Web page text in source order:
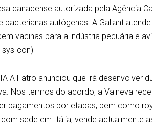
canadense autorizada pela Agência
bacterianas autógenas. A Gallant
vacinas para a indústria pecuária e
sys-con)
A Fatro anunciou que irá desenvolver
Nos termos do acordo, a Valneva
pagamentos por etapas, bem como
sede em Itália, vende actualmente